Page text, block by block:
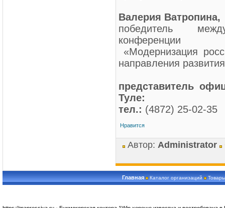
Валерия Ватропина,
победитель
конференции
«Модернизация
направления
представитель
Туле:
тел.: (4872) 25-02-35
Нравится
Автор: Administrator
Главная Каталог организаций